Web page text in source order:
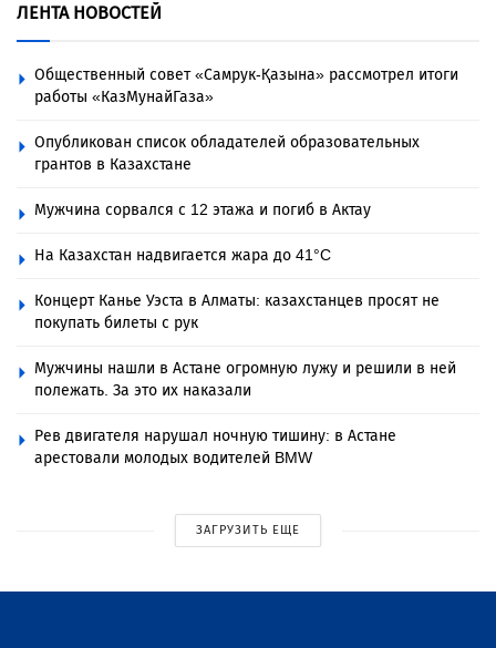
ЛЕНТА НОВОСТЕЙ
Общественный совет «Самрук-Қазына» рассмотрел итоги
работы «КазМунайГаза»
Опубликован список обладателей образовательных
грантов в Казахстане
Мужчина сорвался с 12 этажа и погиб в Актау
На Казахстан надвигается жара до 41°C
Концерт Канье Уэста в Алматы: казахстанцев просят не
покупать билеты с рук
Мужчины нашли в Астане огромную лужу и решили в ней
полежать. За это их наказали
Рев двигателя нарушал ночную тишину: в Астане
арестовали молодых водителей BMW
ЗАГРУЗИТЬ ЕЩЕ